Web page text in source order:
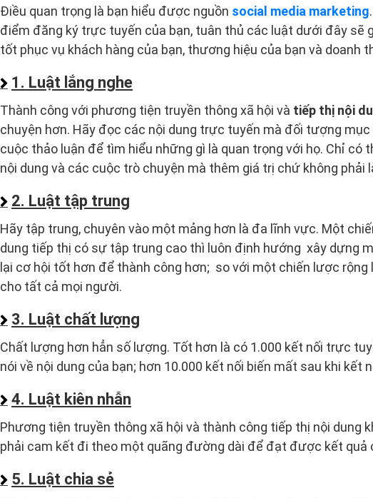
Điều quan trọng là bạn hiểu được nguồn social media marketing
điểm đăng ký trực tuyến của bạn, tuân thủ các luật dưới đây sẽ
tốt phục vụ khách hàng của bạn, thương hiệu của bạn và doanh
1. Luật lắng nghe
Thành công với phương tiện truyền thông xã hội và tiếp thị nội
chuyện hơn. Hãy đọc các nội dung trực tuyến mà đối tượng
cuộc thảo luận để tìm hiểu những gì là quan trọng với họ. Chỉ có
nội dung và các cuộc trò chuyện mà thêm giá trị chứ không phải
2. Luật tập trung
Hãy tập trung, chuyên vào một mảng hơn là đa lĩnh vực. Một
dung tiếp thị có sự tập trung cao thì luôn định hướng xây dựng
lại cơ hội tốt hơn để thành công hơn; so với một chiến lược
cho tất cả mọi người.
3. Luật chất lượng
Chất lượng hơn hẳn số lượng. Tốt hơn là có 1.000 kết nối trực
nói về nội dung của bạn; hơn 10.000 kết nối biến mất sau khi kết
4. Luật kiên nhẫn
Phương tiện truyền thông xã hội và thành công tiếp thị nội dung
phải cam kết đi theo một quãng đường dài để đạt được kết quả
5. Luật chia sẻ